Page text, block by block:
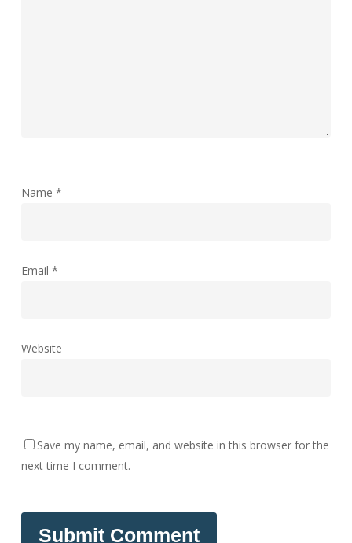
Name *
Email *
Website
Save my name, email, and website in this browser for the
next time I comment.